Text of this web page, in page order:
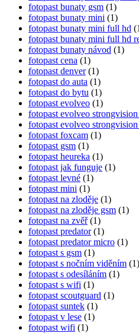
fotopast bunaty gsm (1)
fotopast bunaty mini (1)
fotopast bunaty mini full hd
fotopast bunaty mini full hd
fotopast bunaty návod (1)
fotopast cena (1)
fotopast denver(1)
fotopast do auta (1)
fotopast do bytu (1)
fotopast evolveo (1)
fotopast evolveo
fotopast evolveo strongvision
fotopast foxcam (1)
fotopast gsm (1)
fotopast heureka (1)
fotopast jak funguje (1)
fotopast levné (1)
fotopast mini (1)
fotopast na zloděje (1)
fotopast na zloděje gsm (1)
fotopast na zvěř(1)
fotopast predator(1)
fotopast predator micro (1)
fotopast s gsm (1)
fotopast s nočním viděním (1)
fotopast s odesíláním (1)
fotopast s wifi (1)
fotopast scoutguard (1)
fotopast suntek (1)
fotopast v lese (1)
fotopast wifi (1)